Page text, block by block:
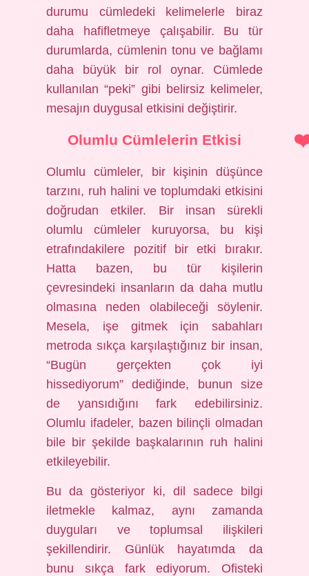
durumu cümledeki kelimelerle biraz
daha hafifletmeye çalışabilir. Bu tür
durumlarda, cümlenin tonu ve bağlamı
daha büyük bir rol oynar. Cümlede
kullanılan “peki” gibi belirsiz kelimeler,
mesajın duygusal etkisini değiştirir.
Olumlu Cümlelerin Etkisi
Olumlu cümleler, bir kişinin düşünce
tarzını, ruh halini ve toplumdaki etkisini
doğrudan etkiler. Bir insan sürekli
olumlu cümleler kuruyorsa, bu kişi
etrafındakilere pozitif bir etki bırakır.
Hatta bazen, bu tür kişilerin
çevresindeki insanların da daha mutlu
olmasına neden olabileceği söylenir.
Mesela, işe gitmek için sabahları
metroda sıkça karşılaştığınız bir insan,
“Bugün gerçekten çok iyi
hissediyorum” dediğinde, bunun size
de yansıdığını fark edebilirsiniz.
Olumlu ifadeler, bazen bilinçli olmadan
bile bir şekilde başkalarının ruh halini
etkileyebilir.
Bu da gösteriyor ki, dil sadece bilgi
iletmekle kalmaz, aynı zamanda
duyguları ve toplumsal ilişkileri
şekillendirir. Günlük hayatımda da
bunu sıkça fark ediyorum. Ofisteki